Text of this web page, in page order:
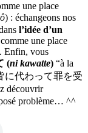
une place
) : échangeons nos
l’idée d’un
une place
Enfin, vous
(ni kawatte) “à la
に代わって罪を受
découvrir
problème… ^^